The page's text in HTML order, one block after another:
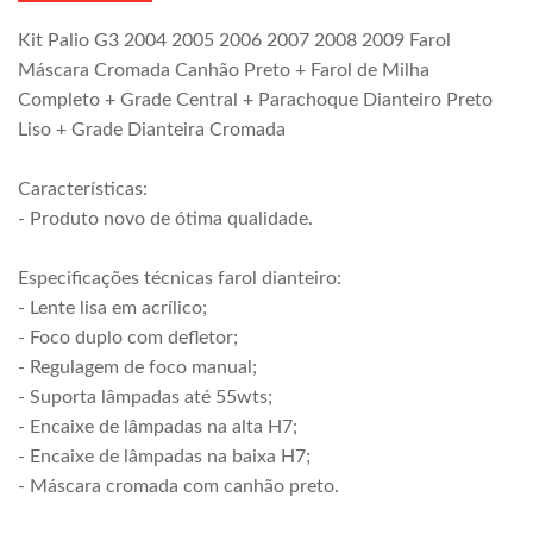
Kit Palio G3 2004 2005 2006 2007 2008 2009 Farol
Máscara Cromada Canhão Preto + Farol de Milha
Completo + Grade Central + Parachoque Dianteiro Preto
Liso + Grade Dianteira Cromada
Características:
- Produto novo de ótima qualidade.
Especificações técnicas farol dianteiro:
- Lente lisa em acrílico;
- Foco duplo com defletor;
- Regulagem de foco manual;
- Suporta lâmpadas até 55wts;
- Encaixe de lâmpadas na alta H7;
- Encaixe de lâmpadas na baixa H7;
- Máscara cromada com canhão preto.